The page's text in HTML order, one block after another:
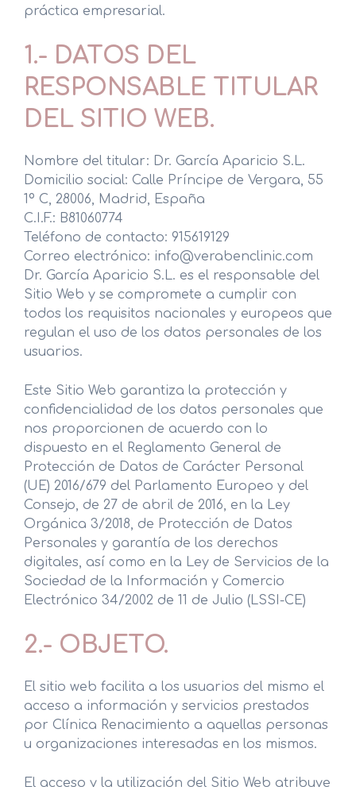
práctica empresarial.
1.- DATOS DEL
RESPONSABLE TITULAR
DEL SITIO WEB.
Nombre del titular: Dr. García Aparicio S.L.
Domicilio social: Calle Príncipe de Vergara, 55
1º C, 28006, Madrid, España
C.I.F.: B81060774
Teléfono de contacto: 915619129
Correo electrónico: info@verabenclinic.com
Dr. García Aparicio S.L. es el responsable del
Sitio Web y se compromete a cumplir con
todos los requisitos nacionales y europeos que
regulan el uso de los datos personales de los
usuarios.
Este Sitio Web garantiza la protección y
confidencialidad de los datos personales que
nos proporcionen de acuerdo con lo
dispuesto en el Reglamento General de
Protección de Datos de Carácter Personal
(UE) 2016/679 del Parlamento Europeo y del
Consejo, de 27 de abril de 2016, en la Ley
Orgánica 3/2018, de Protección de Datos
Personales y garantía de los derechos
digitales, así como en la Ley de Servicios de la
Sociedad de la Información y Comercio
Electrónico 34/2002 de 11 de Julio (LSSI-CE)
2.- OBJETO.
El sitio web facilita a los usuarios del mismo el
acceso a información y servicios prestados
por Clínica Renacimiento a aquellas personas
u organizaciones interesadas en los mismos.
El acceso y la utilización del Sitio Web atribuye